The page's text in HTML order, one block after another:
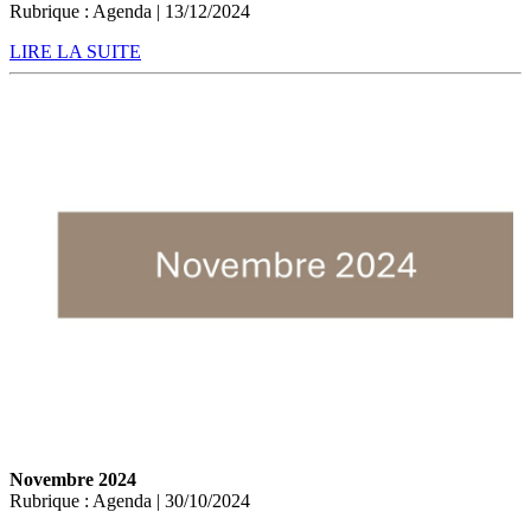
Rubrique : Agenda | 13/12/2024
LIRE LA SUITE
Novembre 2024
Rubrique : Agenda | 30/10/2024